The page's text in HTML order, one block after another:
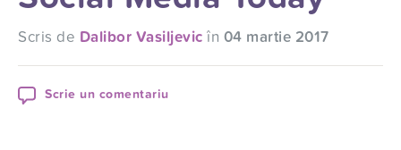
Scris de Dalibor Vasiljevic în 04 martie 2017
Scrie un comentariu